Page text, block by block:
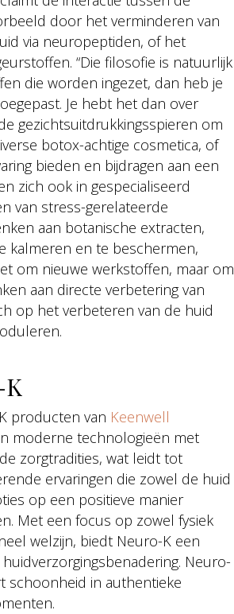
door het verminderen van
via neuropeptiden, of het
“Die filosofie is natuurlijk
die worden ingezet, dan heb je
Je hebt het dan over
gezichtsuitdrukkingsspieren om
botox-achtige cosmetica, of
bieden en bijdragen aan een
zich ook in gespecialiseerd
van stress-gerelateerde
aan botanische extracten,
kalmeren en te beschermen,
om nieuwe werkstoffen, maar om
aan directe verbetering van
op het verbeteren van de huid
producten van Keenwell
moderne technologieën met
zorgtradities, wat leidt tot
ervaringen die zowel de huid
op een positieve manier
Met een focus op zowel fysiek
welzijn, biedt Neuro-K een
Neuro-
schoonheid in authentieke